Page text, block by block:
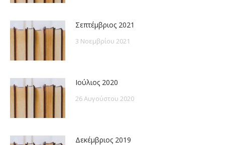
Σεπτέμβριος 2021
3 Νοεμβρίου 2021
Ιούλιος 2020
26 Αυγούστου 2020
Δεκέμβριος 2019